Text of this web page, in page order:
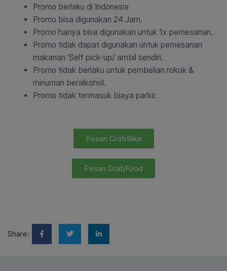
Promo berlaku di Indonesia
Promo bisa digunakan 24 Jam.
Promo hanya bisa digunakan untuk 1x pemesanan.
Promo tidak dapat digunakan untuk pemesanan
makanan ‘Self pick-up/ ambil sendiri.
Promo tidak berlaku untuk pembelian rokok &
minuman beralkohol.
Promo tidak termasuk biaya parkir.
Pesan GrabBike
Pesan GrabFood
Share: